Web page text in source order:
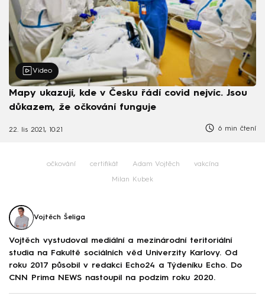
Video
Mapy ukazují, kde v Česku řádí covid nejvíc. Jsou
důkazem, že očkování funguje
22. lis 2021, 10:21 6 min čtení
očkování certifikát Adam Vojtěch vakcína
Milan Kubek
Vojtěch Šeliga
Vojtěch vystudoval mediální a mezinárodní teritoriální
studia na Fakultě sociálních věd Univerzity Karlovy. Od
roku 2017 působil v redakci Echo24 a Týdeníku Echo. Do
CNN Prima NEWS nastoupil na podzim roku 2020.